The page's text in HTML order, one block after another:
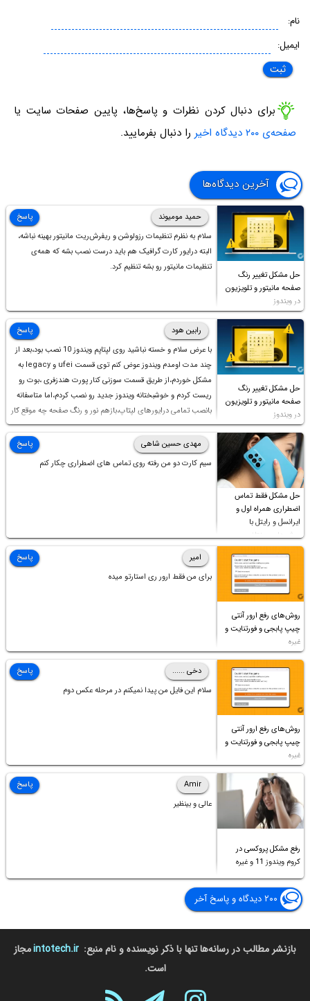
نام:
ایمیل:
برای دنبال کردن نظرات و پاسخ‌ها، پایین صفحات سایت یا
صفحه‌ی ۲۰۰ دیدگاه اخیر
را دنبال بفرمایید.
آخرین دیدگاه‌ها
حل مشکل تغییر رنگ
صفحه مانیتور و تلویزیون
در ویندوز
حمید مومیوند
سلام به نظرم تنظیمات رزولوشن و ریفرش‌ریت مانیتور بهینه نباشه،
البته درایور کارت گرافیک هم باید درست نصب بشه که همه‌ی
تنظیمات مانیتور رو بشه تنظیم کرد.
پاسخ
حل مشکل تغییر رنگ
صفحه مانیتور و تلویزیون
در ویندوز
رابین هود
با عرض سلام و خسته نباشید روی لپتاپم ویندوز 10 نصب بود،بعد از
چند مدت اومدم ویندوز عوض کنم توی قسمت ufei و legacy به
مشکل خوردم،از طریق قسمت سوزنی کنار پورت هندزفری ،بوت رو
ریست کردم و خوشبختانه ویندوز جدید رو نصب کردم،اما متاسفانه
بانصب تمامی درایورهای لپتاپ،بازهم نور و رنگ صفحه چه موقع کار
چه موقع پخش فیلم مثل سابق نیست(نور زیاده و بی کیفیت)،با
ابدیت کردن کارت گرافیک،کالیبره کردن و غیره هم نور و رنگ درست
نشد (انگار تصویر ماته)، خواهشمند است راهنمایی فرمایید باتشکر
پاسخ
حل مشکل فقط تماس
اضطراری همراه اول و
ایرانسل و رایتل با
روش‌های مختلف
مهدی حسین شاهی
سیم کارت دو من رفته روی تماس های اضطراری چکار کنم
پاسخ
روش‌های رفع ارور آنتی
چیپ پابجی و فورتنایت و
غیره
امیر
برای من فقط ارور ری استارتو میده
پاسخ
روش‌های رفع ارور آنتی
چیپ پابجی و فورتنایت و
غیره
دخی ......
سلام این فایل من پیدا نمیکنم در مرحله عکس دوم
پاسخ
رفع مشکل پروکسی در
کروم ویندوز 11 و غیره
Amir
عالی و بینظیر
پاسخ
۲۰۰ دیدگاه و پاسخ آخر
بازنشر مطالب در رسانه‌ها تنها با ذکر نویسنده و نام منبع: intotech.irمجاز
است.